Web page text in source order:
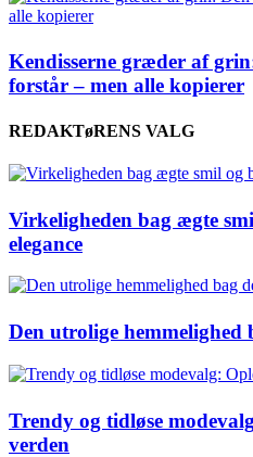
Kendisserne græder af
forstår – men alle kopierer
REDAKTøRENS VALG
Virkeligheden bag ægte
elegance
Den utrolige hemmelighed
Trendy og tidløse
verden